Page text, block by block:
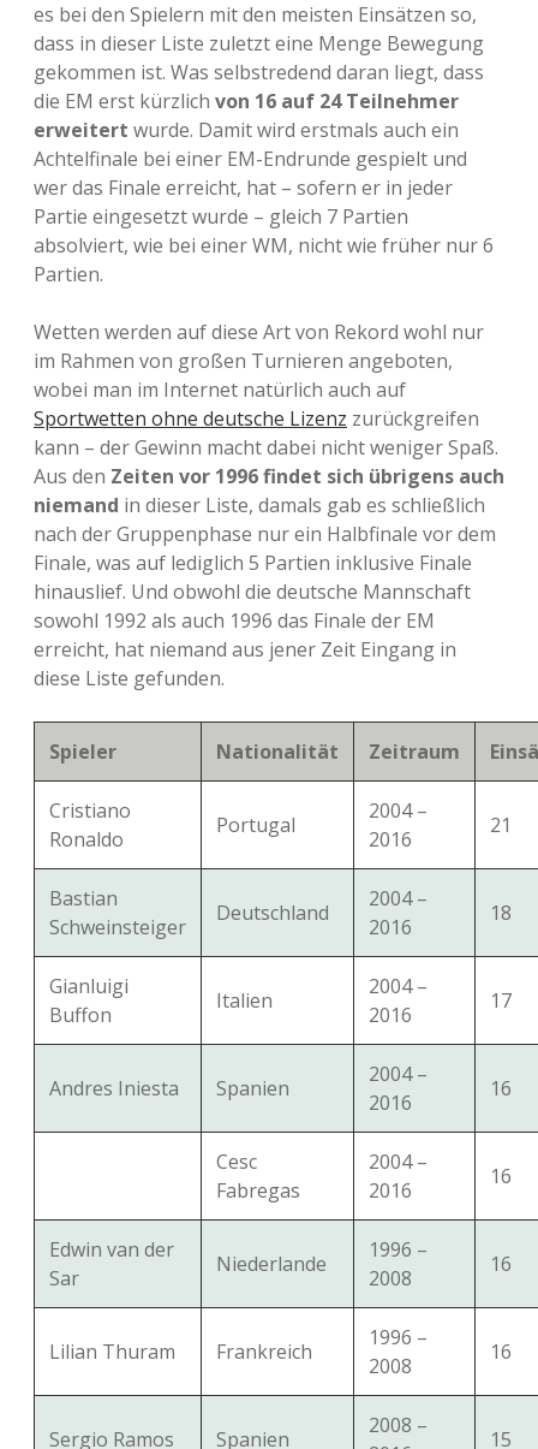
es bei den Spielern mit den meisten Einsätzen so,
dass in dieser Liste zuletzt eine Menge Bewegung
gekommen ist. Was selbstredend daran liegt, dass
die EM erst kürzlich von 16 auf 24 Teilnehmer
erweitert wurde. Damit wird erstmals auch ein
Achtelfinale bei einer EM-Endrunde gespielt und
wer das Finale erreicht, hat – sofern er in jeder
Partie eingesetzt wurde – gleich 7 Partien
absolviert, wie bei einer WM, nicht wie früher nur 6
Partien.
Wetten werden auf diese Art von Rekord wohl nur
im Rahmen von großen Turnieren angeboten,
wobei man im Internet natürlich auch auf
Sportwetten ohne deutsche Lizenz zurückgreifen
kann – der Gewinn macht dabei nicht weniger Spaß.
Aus den Zeiten vor 1996 findet sich übrigens auch
niemand in dieser Liste, damals gab es schließlich
nach der Gruppenphase nur ein Halbfinale vor dem
Finale, was auf lediglich 5 Partien inklusive Finale
hinauslief. Und obwohl die deutsche Mannschaft
sowohl 1992 als auch 1996 das Finale der EM
erreicht, hat niemand aus jener Zeit Eingang in
diese Liste gefunden.
Spieler Nationalität Zeitraum
Cristiano
Ronaldo
Portugal
2004 –
2016
21
Bastian
Schweinsteiger
Deutschland
2004 –
2016
18
Gianluigi
Buffon
Italien
2004 –
2016
17
Andres Iniesta Spanien
2004 –
2016
16
Cesc
Fabregas
2004 –
2016
16
Edwin van der
Sar
Niederlande
1996 –
2008
16
Lilian Thuram Frankreich
1996 –
2008
16
Sergio Ramos Spanien
2008 –
15